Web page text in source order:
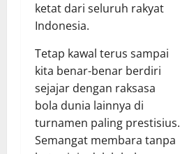
ketat dari seluruh rakyat
Indonesia.
Tetap kawal terus sampai
kita benar-benar berdiri
sejajar dengan raksasa
bola dunia lainnya di
turnamen paling prestisius.
Semangat membara tanpa